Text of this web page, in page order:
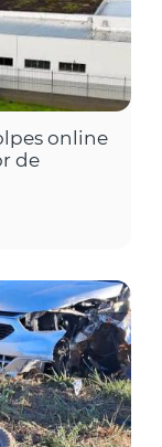
online
de